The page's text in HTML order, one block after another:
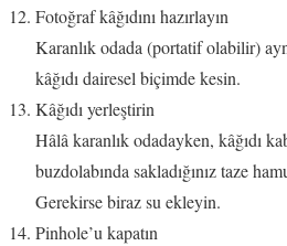
Fotoğraf kâğıdını hazırlayın
Karanlık odada (portatif olabilir)
kâğıdı dairesel biçimde kesin.
Kâğıdı yerleştirin
Hâlâ karanlık odadayken, kâğıdı
buzdolabında sakladığınız taze
Gerekirse biraz su ekleyin.
Pinhole’u kapatın